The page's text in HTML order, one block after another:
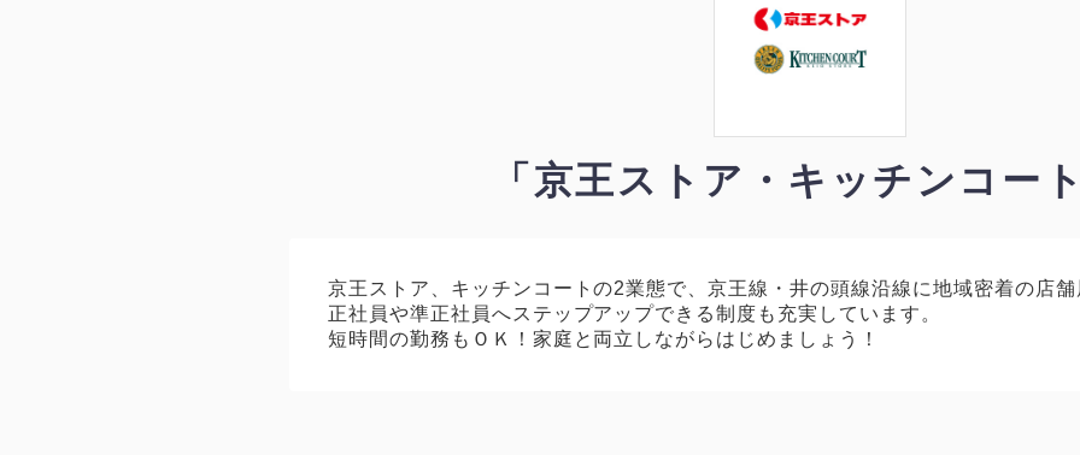
「京王ストア・キッチンコー
京王ストア、キッチンコートの2業態で、京王線・井の頭線沿線に地域密着の店
正社員や準正社員へステップアップできる制度も充実しています。
短時間の勤務もＯＫ！家庭と両立しながらはじめましょう！